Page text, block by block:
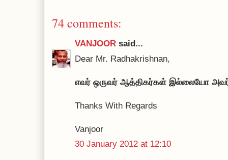
74 comments:
VANJOOR said...
Dear Mr. Radhakrishnan,
எவர் ஒருவர் ஆத்திகர்கள் இல்லையோ
Thanks With Regards
Vanjoor
30 January 2012 at 12:10